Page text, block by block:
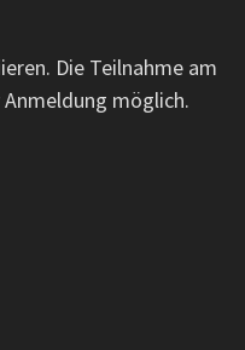
Die Teilnahme am
möglich.